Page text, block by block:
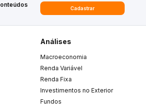
Cadastrar
Análises
Macroeconomia
Renda Variável
Renda Fixa
Investimentos no Exterior
Fundos